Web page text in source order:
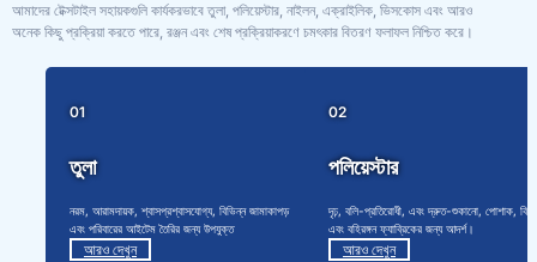
আমাদের টেক্সটাইল সহায়কগুলি কার্যকরভাবে তুলা, পলিয়েস্টার, নাইলন, এক্রাইলিক, ভিসকোস এবং আরও
অনেক কিছু প্রক্রিয়া করতে পারে, রঞ্জন এবং শেষ প্রক্রিয়াকরণে চমৎকার বিতরণ ফলাফল নিশ্চিত করে।
01
তুলা
নরম, আরামদায়ক, শ্বাসপ্রশ্বাসযোগ্য, বিভিন্ন জামাকাপড়
এবং পরিবারের আইটেম তৈরির জন্য উপযুক্ত
আরও দেখুন
02
পলিয়েস্টার
দৃঢ়, বলি-প্রতিরোধী, এবং দ্রুত-শুকানো, পোশাক,
এবং বহিরঙ্গন ফ্যাব্রিকের জন্য আদর্শ।
আরও দেখুন